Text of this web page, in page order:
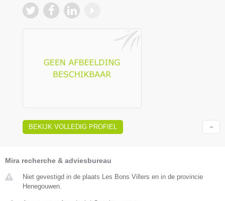
BEKIJK VOLLEDIG PROFIEL
Mira recherche & adviesbureau
Niet gevestigd in de plaats Les Bons Villers en in de provincie
Henegouwen.